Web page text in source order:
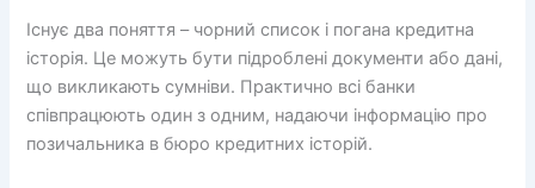
Існує два поняття – чорний список і погана кредитна
історія. Це можуть бути підроблені документи або дані,
що викликають сумніви. Практично всі банки
співпрацюють один з одним, надаючи інформацію про
позичальника в бюро кредитних історій.